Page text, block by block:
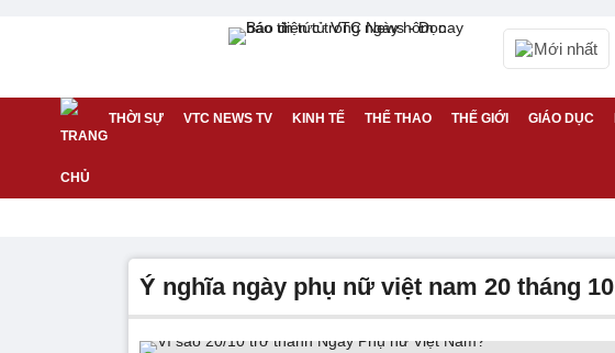
Mới nhất
THỜI SỰ VTC NEWS TV KINH TẾ THỂ THAO THẾ GIỚI GIÁO DỤC
ý nghĩa ngày phụ nữ việt nam 20 tháng 10